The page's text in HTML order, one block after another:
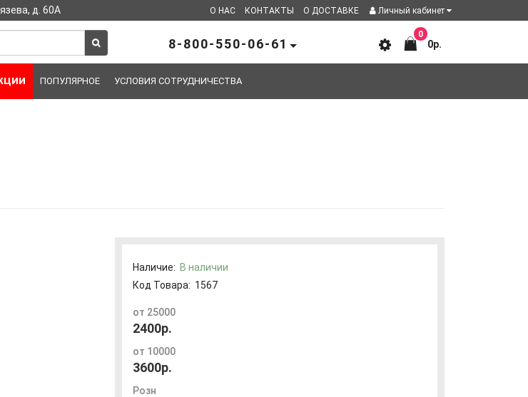
д. 60А О НАС КОНТАКТЫ О ДОСТАВКЕ Личный кабинет
0
0р.
8-800-550-06-61
ПОПУЛЯРНОЕ УСЛОВИЯ СОТРУДНИЧЕСТВА
Наличие: В наличии
Код Товара: 1567
от 25000
2400р.
от 10000
3600р.
Розн